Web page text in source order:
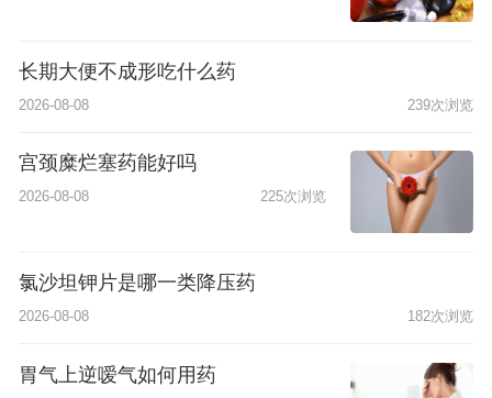
长期大便不成形吃什么药
2026-08-08 239次浏览
宫颈糜烂塞药能好吗
2026-08-08 225次浏览
氯沙坦钾片是哪一类降压药
2026-08-08 182次浏览
胃气上逆嗳气如何用药